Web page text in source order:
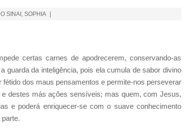
SINAI , SOPHIA
certas carnes de apodrecerem, conservando-as
guarda da inteligência, pois ela cumula de sabor divino
dos maus pensamentos e permite-nos perseverar
destes más ações sensíveis; mas quem, com Jesus,
e poderá enriquecer-se com o suave conhecimento